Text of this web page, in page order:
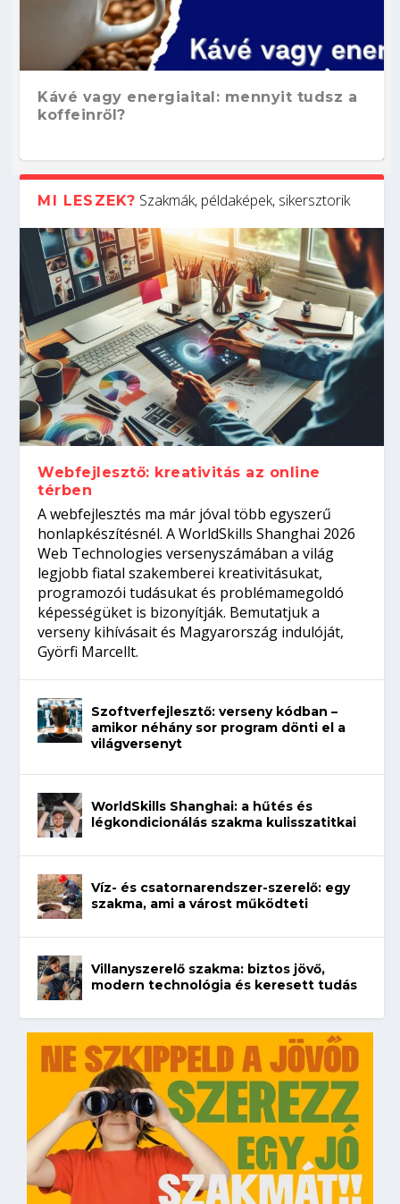
Kávé vagy energiaital: mennyit tudsz a
koffeinről?
Hogyan készíts ATS-barát önéletrajzot?
Így növelheted az esélyedet az
állásinterjúra...
Kitalálod, mire használják ezeket a
gépeket?
Nem sikerült az egyetemi felvételi?
Tanulj szakmát!
Szoftverfejlesztő: verseny kódban –
amikor néhány sor program dönti el a
világversenyt...
MI LESZEK? Szakmák, példaképek, sikersztorik
Webfejlesztő: kreativitás az online
térben
A webfejlesztés ma már jóval több egyszerű
honlapkészítésnél. A WorldSkills Shanghai 2026
Web Technologies versenyszámában a világ
legjobb fiatal szakemberei kreativitásukat,
programozói tudásukat és problémamegoldó
képességüket is bizonyítják. Bemutatjuk a
verseny kihívásait és Magyarország indulóját,
Györfi Marcellt.
Szoftverfejlesztő: verseny kódban –
amikor néhány sor program dönti el a
világversenyt
WorldSkills Shanghai: a hűtés és
légkondicionálás szakma kulisszatitkai
Víz- és csatornarendszer-szerelő: egy
szakma, ami a várost működteti
Villanyszerelő szakma: biztos jövő,
modern technológia és keresett tudás